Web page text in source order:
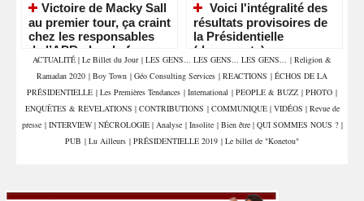
​Victoire de Macky Sall
au premier tour, ça craint
chez les responsables
de l’APR - Le chef va
nettoyer les écuries
d’Augias
Voici l'intégralité des
résultats provisoires de
la Présidentielle
(documents)
ACTUALITÉ | Le Billet du Jour | LES GENS... LES GENS... LES GENS... | Religion &
Ramadan 2020 | Boy Town | Géo Consulting Services | REACTIONS | ÉCHOS DE LA
PRÉSIDENTIELLE | Les Premières Tendances | International | PEOPLE & BUZZ | PHOTO |
ENQUÊTES & REVELATIONS | CONTRIBUTIONS | COMMUNIQUE | VIDÉOS | Revue de
presse | INTERVIEW | NÉCROLOGIE | Analyse | Insolite | Bien être | QUI SOMMES NOUS ? |
PUB | Lu Ailleurs | PRÉSIDENTIELLE 2019 | Le billet de "Konetou"